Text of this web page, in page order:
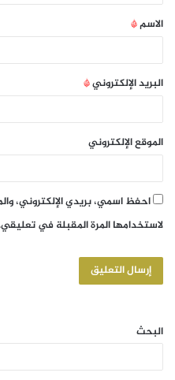
الاسم*
البريد الإلكتروني*
الموقع الإلكتروني
احفظ اسمي، بريدي الإلكتروني،
لاستخدامها المرة المقبلة في
البحث